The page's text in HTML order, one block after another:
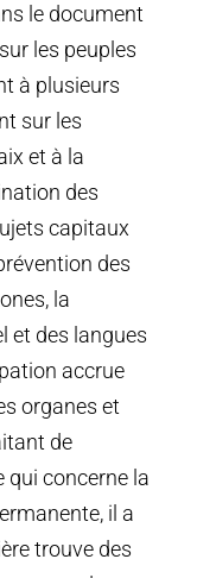
le document
les peuples
à plusieurs
sur les
et à la
des
capitaux
des
la
et des langues
accrue
organes et
de
qui concerne la
il a
trouve des